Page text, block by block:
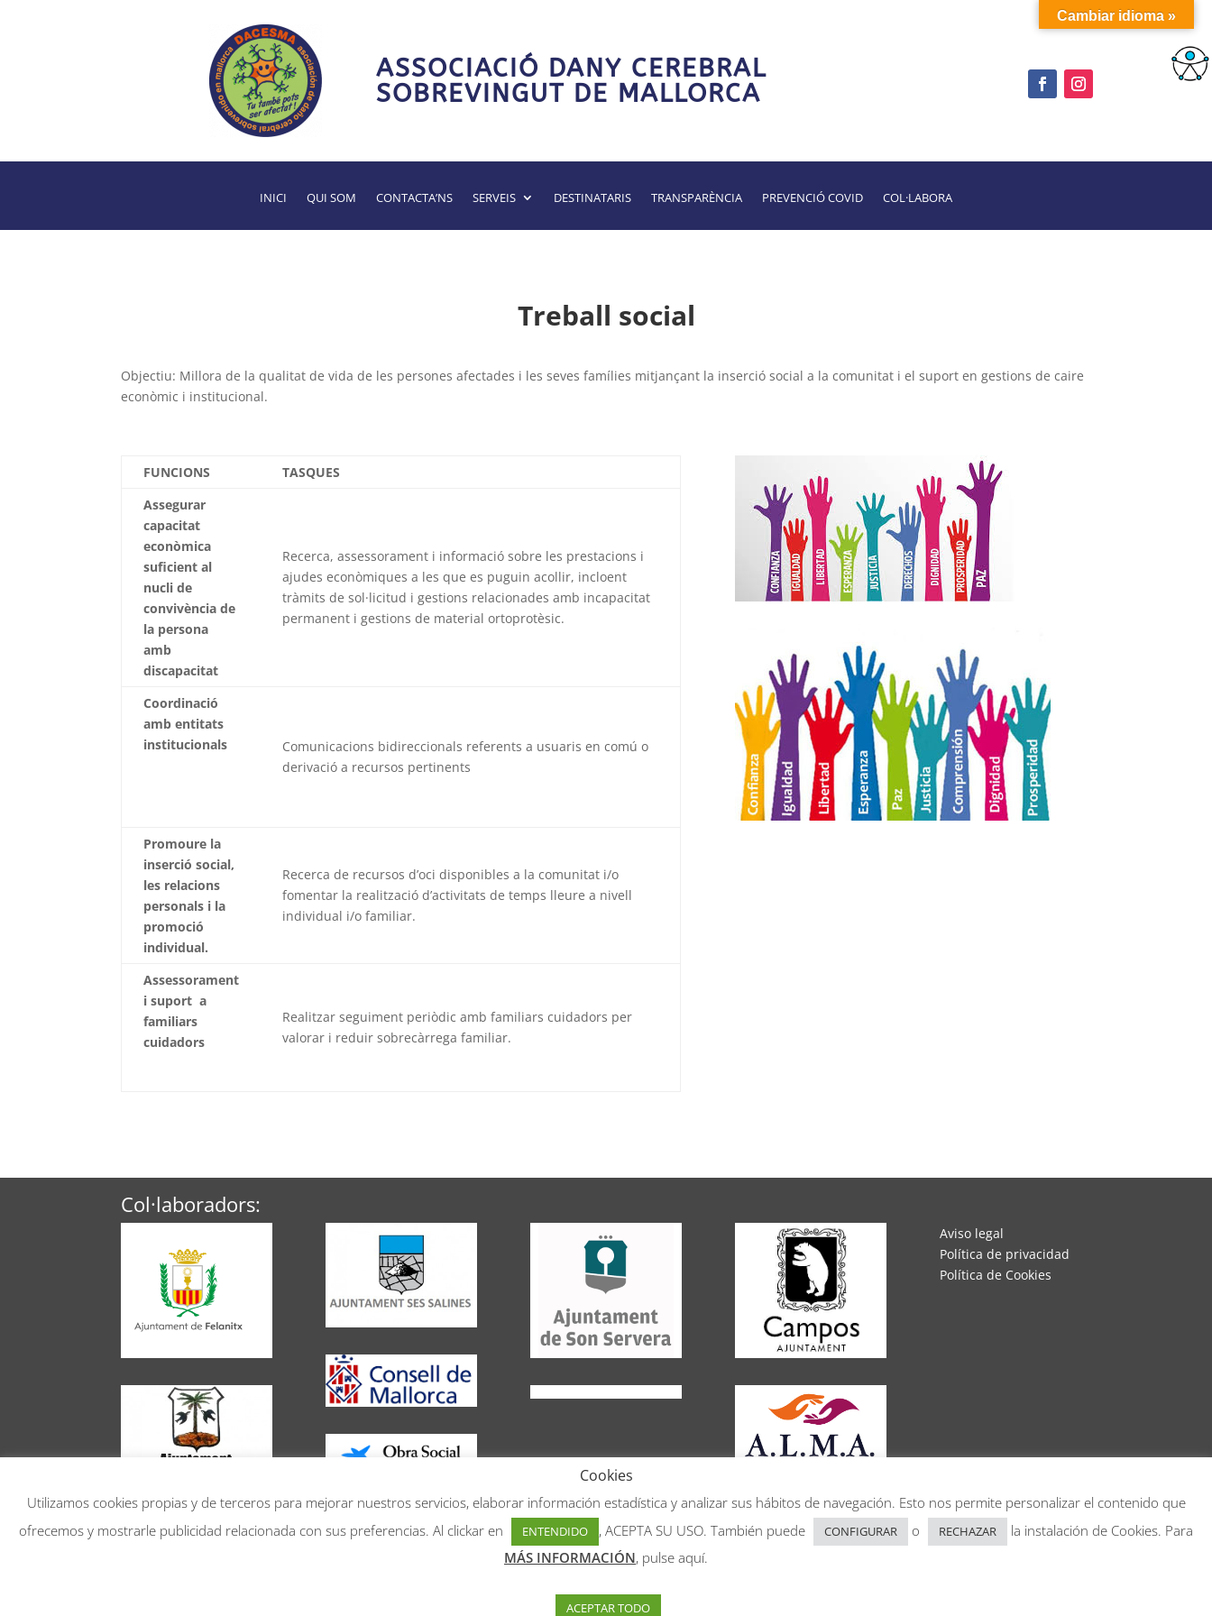
ASSOCIACIÓ DANY CEREBRAL
SOBREVINGUT DE MALLORCA
INICI QUI SOM CONTACTA’NS SERVEIS DESTINATARIS TRANSPARÈNCIA PREVENCIÓ COVID COL·LABORA
Treball social
Objectiu: Millora de la qualitat de vida de les persones afectades i les seves famílies mitjançant la inserció social a la comunitat i el suport en gestions de caire
econòmic i institucional.
FUNCIONS
TASQUES
Assegurar
capacitat
econòmica
suficient al
nucli de
convivència de
la persona
amb
discapacitat
Recerca, assessorament i informació sobre les prestacions i
ajudes econòmiques a les que es puguin acollir, incloent
tràmits de sol·licitud i gestions relacionades amb incapacitat
permanent i gestions de material ortoprotèsic.
Coordinació
amb entitats
institucionals
Comunicacions bidireccionals referents a usuaris en comú o
derivació a recursos pertinents
Promoure la
inserció social,
les relacions
personals i la
promoció
individual.
Recerca de recursos d’oci disponibles a la comunitat i/o
fomentar la realització d’activitats de temps lleure a nivell
individual i/o familiar.
Assessorament
i suport a
familiars
cuidadors
Realitzar seguiment periòdic amb familiars cuidadors per
valorar i reduir sobrecàrrega familiar.
Col·laboradors:
Aviso legal
Política de privacidad
Política de Cookies
Desarrollado por Amawebs Mallorca
Cookies
Utilizamos cookies propias y de terceros para mejorar nuestros servicios, elaborar información estadística y analizar sus hábitos de navegación. Esto nos permite personalizar el contenido que
ofrecemos y mostrarle publicidad relacionada con sus preferencias. Al clickar en
ENTENDIDO , ACEPTA SU USO. También puede CONFIGURAR o RECHAZAR
la instalación de Cookies. Para
MÁS INFORMACIÓN, pulse aquí.
ACEPTAR TODO
Cambiar idioma »